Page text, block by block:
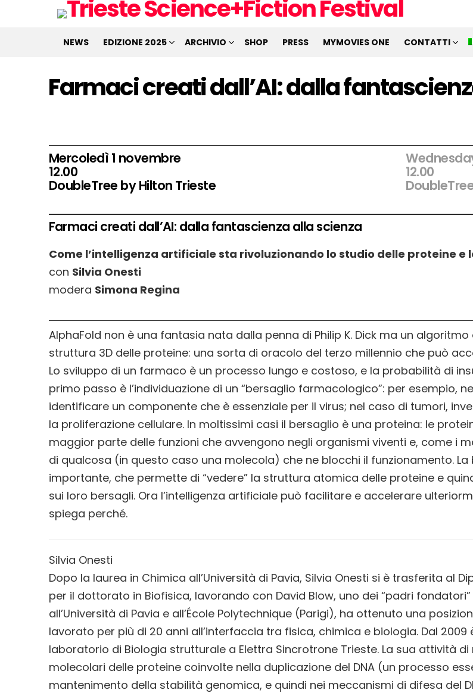
NEWS EDIZIONE 2025 ARCHIVIO SHOP PRESS MYMOVIES ONE CONTATTI
Farmaci creati dall’AI: dalla
Mercoledì 1 novembre
12.00
DoubleTree by Hilton Trieste
12.00
Farmaci creati dall’AI: dalla fantascienza alla scienza
Come l’intelligenza artificiale sta rivoluzionando lo studio delle proteine e
con Silvia Onesti
modera Simona Regina
AlphaFold non è una fantasia nata dalla penna di Philip K. Dick ma un
struttura 3D delle proteine: una sorta di oracolo del terzo millennio che può
Lo sviluppo di un farmaco è un processo lungo e costoso, e la probabilità di
primo passo è l’individuazione di un “bersaglio farmacologico”: per esempio,
identificare un componente che è essenziale per il virus; nel caso di tumori,
la proliferazione cellulare. In moltissimi casi il bersaglio è una proteina: le
maggior parte delle funzioni che avvengono negli organismi viventi e, come i
di qualcosa (in questo caso una molecola) che ne blocchi il funzionamento.
importante, che permette di “vedere” la struttura atomica delle proteine e
sui loro bersagli. Ora l’intelligenza artificiale può facilitare e accelerare
spiega perché.
Silvia Onesti
Dopo la laurea in Chimica all’Università di Pavia, Silvia Onesti si è trasferita al
per il dottorato in Biofisica, lavorando con David Blow, uno dei “padri
all’Università di Pavia e all’École Polytechnique (Parigi), ha ottenuto una
lavorato per più di 20 anni all’interfaccia tra fisica, chimica e biologia. Dal
laboratorio di Biologia strutturale a Elettra Sincrotrone Trieste. La sua attività
molecolari delle proteine coinvolte nella duplicazione del DNA (un processo
mantenimento della stabilità genomica, e quindi nei meccanismi di difesa del